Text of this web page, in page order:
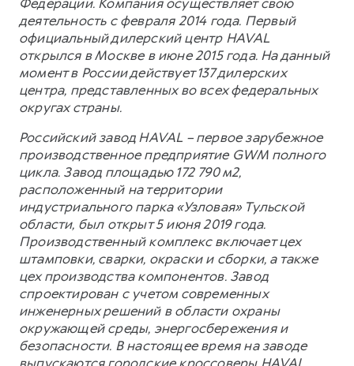
деятельность с февраля 2014 года. Первый
официальный дилерский центр HAVAL
открылся в Москве в июне 2015 года. На данный
момент в России действует 137 дилерских
центра, представленных во всех федеральных
округах страны.
Российский завод HAVAL – первое зарубежное
производственное предприятие GWM полного
цикла. Завод площадью 172 790 м2,
расположенный на территории
индустриального парка «Узловая» Тульской
области, был открыт 5 июня 2019 года.
Производственный комплекс включает цех
штамповки, сварки, окраски и сборки, а также
цех производства компонентов. Завод
спроектирован с учетом современных
инженерных решений в области охраны
окружающей среды, энергосбережения и
безопасности. В настоящее время на заводе